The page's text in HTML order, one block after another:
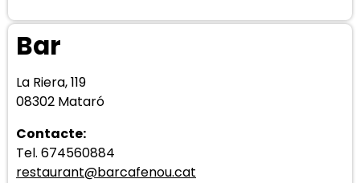
Bar
La Riera, 119
08302 Mataró
Contacte:
Tel. 674560884
restaurant@barcafenou.cat